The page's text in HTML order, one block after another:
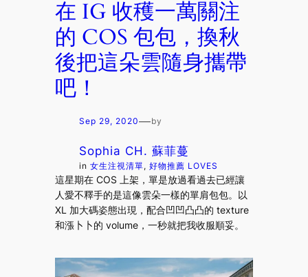
在 IG 收穫一萬關注
的 COS 包包，換秋
後把這朵雲隨身攜帶
吧！
Sep 29, 2020—by
Sophia CH. 蘇菲蔓
in女生注視清單, 好物推薦 LOVES
這星期在 COS 上架，單是放過看過去已經讓
人愛不釋手的是這像雲朵一樣的單肩包包。以
XL 加大碼姿態出現，配合凹凹凸凸的 texture
和漲卜卜的 volume，一秒就把我收服順妥。